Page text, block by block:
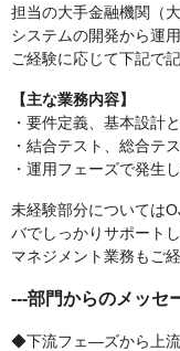
担当の大手金融機関（
システムの開発から運
ご経験に応じて下記で
【主な業務内容】
・要件定義、基本設計
・結合テスト、総合テ
・運用フェーズで発生
未経験部分については
バでしっかりサポートし
マネジメント業務もご
---部門からのメッセ
◆下流フェ―ズから上